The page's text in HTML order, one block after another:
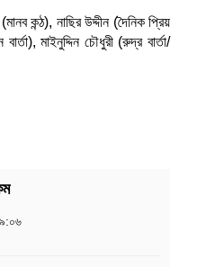
কন্ঠ), নাছির উদ্দীন (দৈনিক প্রিয়
মাইনুদ্দিন চৌধুরী (রুদ্র বার্তা/